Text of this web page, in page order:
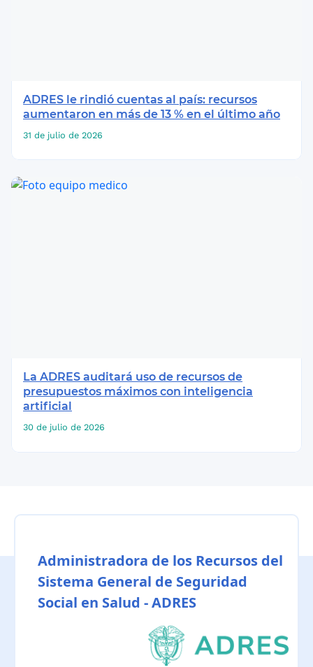
ADRES le rindió cuentas al país: recursos
aumentaron en más de 13 % en el último año
31 de julio de 2026
La ADRES auditará uso de recursos de
presupuestos máximos con inteligencia
artificial
30 de julio de 2026
Administradora de los Recursos del
Sistema General de Seguridad
Social en Salud - ADRES